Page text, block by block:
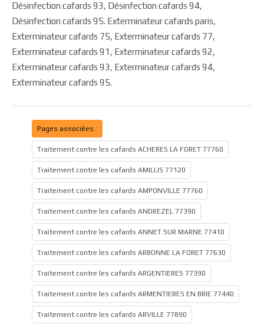
Désinfection cafards 93, Désinfection cafards 94,
Désinfection cafards 95. Exterminateur cafards paris,
Exterminateur cafards 75, Exterminateur cafards 77,
Exterminateur cafards 91, Exterminateur cafards 92,
Exterminateur cafards 93, Exterminateur cafards 94,
Exterminateur cafards 95.
Pages associées :
Traitement contre les cafards ACHERES LA FORET 77760
Traitement contre les cafards AMILLIS 77120
Traitement contre les cafards AMPONVILLE 77760
Traitement contre les cafards ANDREZEL 77390
Traitement contre les cafards ANNET SUR MARNE 77410
Traitement contre les cafards ARBONNE LA FORET 77630
Traitement contre les cafards ARGENTIERES 77390
Traitement contre les cafards ARMENTIERES EN BRIE 77440
Traitement contre les cafards ARVILLE 77890